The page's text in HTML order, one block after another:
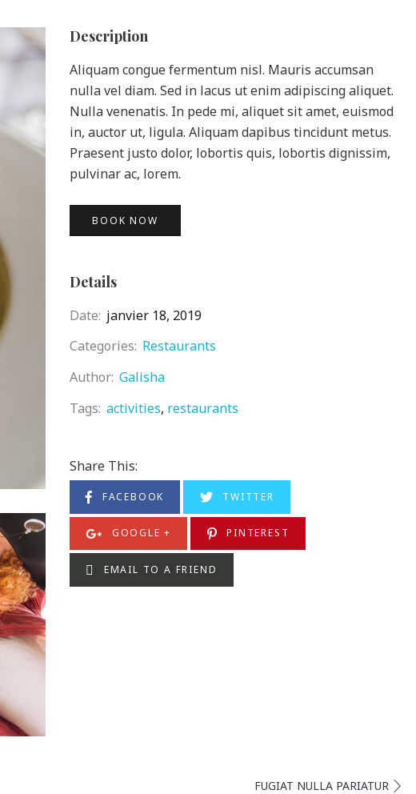
Description
Aliquam congue fermentum nisl. Mauris accumsan
nulla vel diam. Sed in lacus ut enim adipiscing aliquet.
Nulla venenatis. In pede mi, aliquet sit amet, euismod
in, auctor ut, ligula. Aliquam dapibus tincidunt metus.
Praesent justo dolor, lobortis quis, lobortis dignissim,
pulvinar ac, lorem.
BOOK NOW
Details
Date: janvier 18, 2019
Categories: Restaurants
Author: Galisha
Tags: activities restaurants
Share This:
FACEBOOK TWITTER
GOOGLE + PINTEREST
EMAIL TO A FRIEND
FUGIAT NULLA PARIATUR